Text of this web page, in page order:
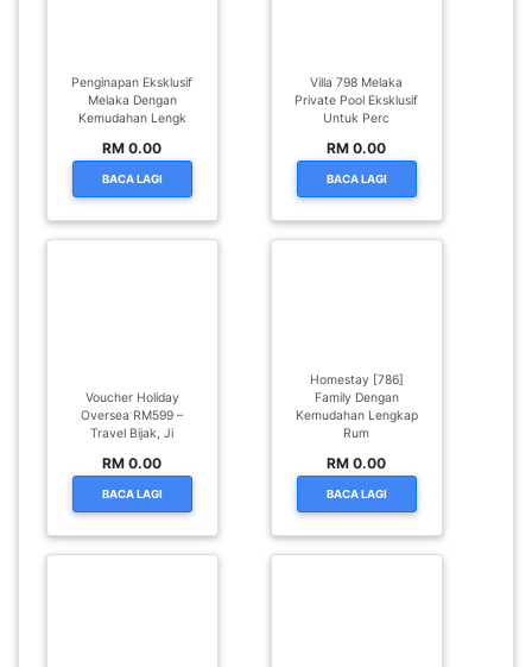
Penginapan Eksklusif
Melaka Dengan
Kemudahan Lengk
RM 0.00
BACA LAGI
Villa 798 Melaka
Private Pool Eksklusif
Untuk Perc
RM 0.00
BACA LAGI
Voucher Holiday
Oversea RM599 –
Travel Bijak, Ji
RM 0.00
BACA LAGI
Homestay [786]
Family Dengan
Kemudahan Lengkap
Rum
RM 0.00
BACA LAGI